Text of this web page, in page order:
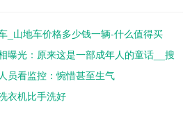
人的
狐网
甚至生气
_山地车价格多少钱一辆-什么值得买
曝光：原来这是一部成年人的童话__搜
员看监控：惋惜甚至生气
衣机比手洗好